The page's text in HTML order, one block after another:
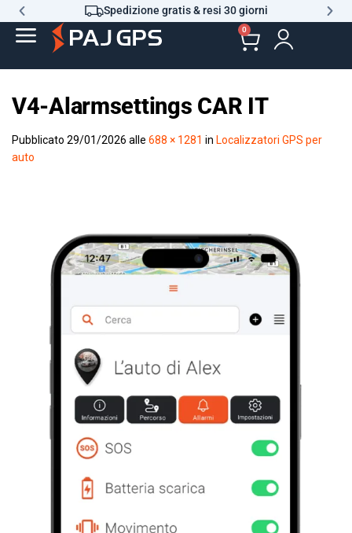
Spedizione gratis & resi 30 giorni
0
V4-Alarmsettings CAR IT
Pubblicato 29/01/2026alle 688 × 1281 inLocalizzatori GPS per
auto